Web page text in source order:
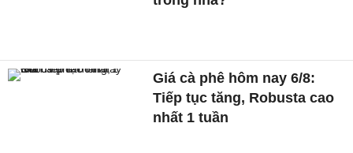
Giá cà phê hôm nay 6/8:
Tiếp tục tăng, Robusta cao
nhất 1 tuần